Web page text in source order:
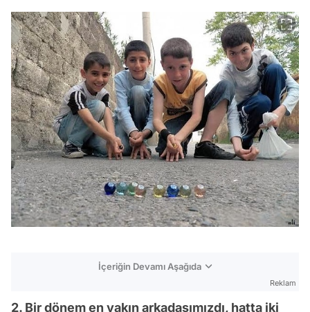
İçeriğin Devamı Aşağıda
Reklam
2. Bir dönem en yakın arkadaşımızdı, hatta iki